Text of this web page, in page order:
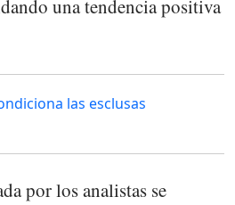
una tendencia positiva
las esclusas
por los analistas se